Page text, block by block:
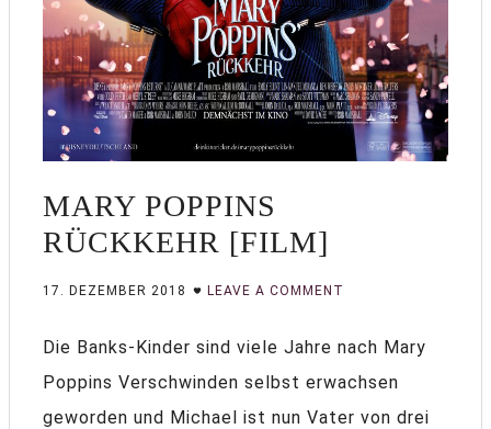
MARY POPPINS
RÜCKKEHR [FILM]
17. DEZEMBER 2018 LEAVE A COMMENT
Die Banks-Kinder sind viele Jahre nach Mary
Poppins Verschwinden selbst erwachsen
geworden und Michael ist nun Vater von drei